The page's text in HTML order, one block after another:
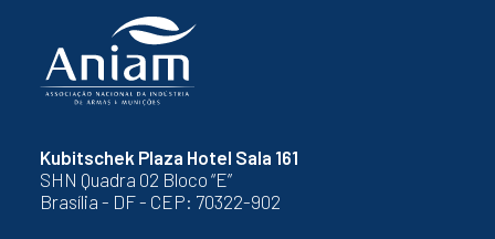
Kubitschek Plaza Hotel Sala 161
SHN Quadra 02 Bloco “E”
Brasília - DF - CEP: 70322-902